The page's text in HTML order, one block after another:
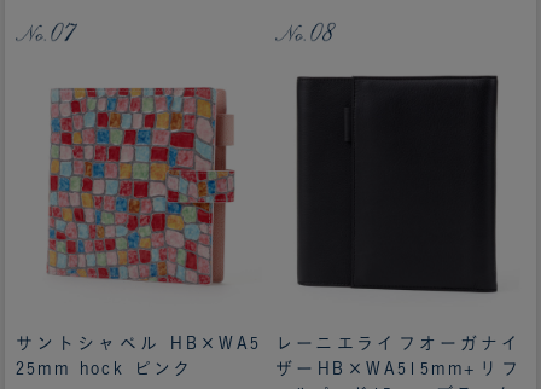
サントシャペル HB×WA5
25mm hock ピンク
レーニエライフオーガナイ
ザーHB×WA515mm+リフ